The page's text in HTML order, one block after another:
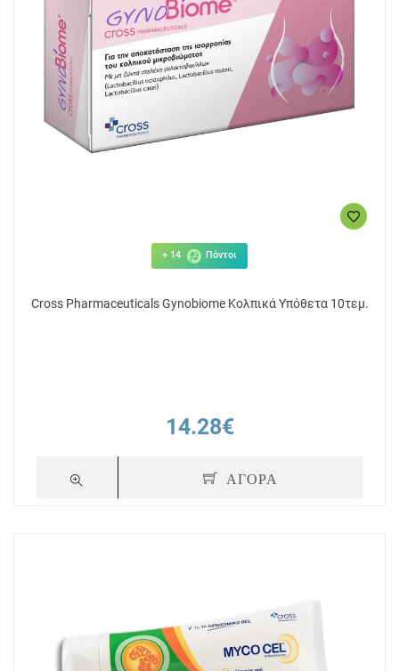
+ 14 Πόντοι
Cross Pharmaceuticals Gynobiome Κολπικά Υπόθετα 10τεμ.
14.28€
ΑΓΟΡΑ